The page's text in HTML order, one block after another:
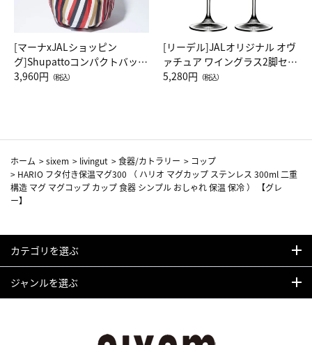
[マーナxJALショッピン
グ]Shupattoコンパクトバッグ
Drop JAL客室乗務員（LC）ス
3,960円 （税込）
[リーデル]JALオリジナル オヴ
ァチュア ワイングラス2脚セッ
ト（レッドワイン）
5,280円 （税込）
ホーム >sixem > livingut >食器/カトラリー > コップ
> HARIO フタ付き保温マグ300 （ ハリオ マグカップ ステンレス 300ml 二重
構造 マグ マグコップ カップ 食器 シンプル おしゃれ 保温 保冷 ） 【グレ
ー】
カテゴリを選ぶ
ジャンルを選ぶ